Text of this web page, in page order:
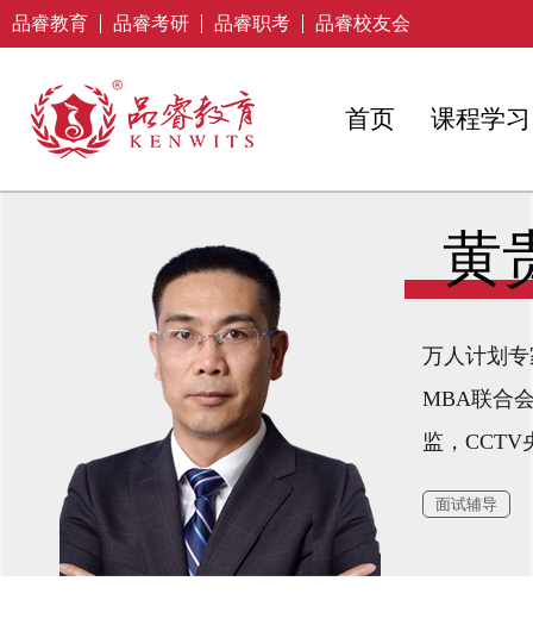
品睿教育 品睿考研 品睿职考 品睿校友会
首页 课程学习
黄
万人计划
MBA联合
监，CCTV
面试辅导